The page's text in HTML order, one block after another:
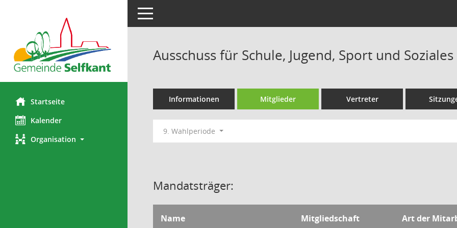
Startseite
Kalender
Organisation
Toggle navigation
Ausschuss für Schule, Jugend, Sport und Soziales
Informationen Mitglieder Vertreter
9. Wahlperiode
Mandatsträger:
Name Mitgliedschaft Art der